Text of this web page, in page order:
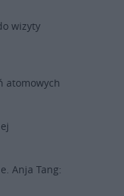
wizyty
atomowych
Anja Tang: